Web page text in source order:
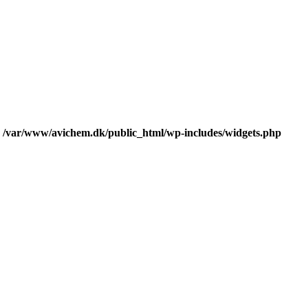
/var/www/avichem.dk/public_html/wp-includes/widgets.php